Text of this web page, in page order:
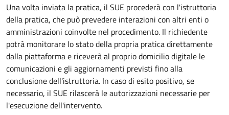
Una volta inviata la pratica, il SUE procederà con l'istruttoria
della pratica, che può prevedere interazioni con altri enti o
amministrazioni coinvolte nel procedimento. Il richiedente
potrà monitorare lo stato della propria pratica direttamente
dalla piattaforma e riceverà al proprio domicilio digitale le
comunicazioni e gli aggiornamenti previsti fino alla
conclusione dell'istruttoria. In caso di esito positivo, se
necessario, il SUE rilascerà le autorizzazioni necessarie per
l'esecuzione dell'intervento.